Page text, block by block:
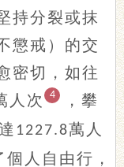
持分裂或抹
懲戒）的交
密切，如往
人次 4
，攀
1227.8萬人
人自由行，